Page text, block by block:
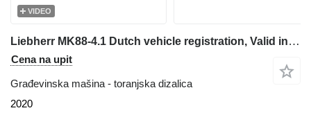
VIDEO
Liebherr MK88-4.1 Dutch vehicle registration, Valid inspect
Cena na upit
Građevinska mašina - toranjska dizalica
2020